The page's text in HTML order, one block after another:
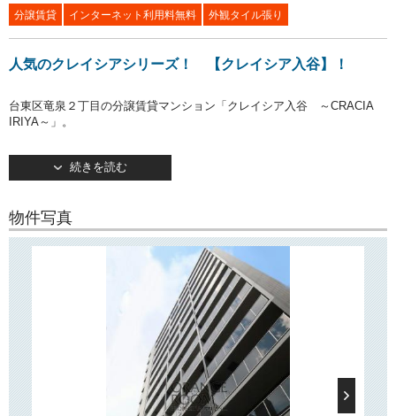
分譲賃貸 インターネット利用料無料 外観タイル張り
人気のクレイシアシリーズ！ 【クレイシア入谷】！
台東区竜泉２丁目の分譲賃貸マンション「クレイシア入谷 ～CRACIA
IRIYA～」。
2018年9月末竣工！
東京メトロ日比谷線「入谷」駅＆「三ノ輪」駅徒歩6分！
初めての一人暮らし・女性の一人暮らしでも安心してお住まいいただけ
るようなセキュリティの設備。
エントランスにはオートロックがあり、室内のTVモニターフォンと連動
して事前に訪問者を確認することができます。
でスムーズな入館が可能です！
バス・トイレ別はもちろんのこと、パウダールームを完備！
独立洗面台やシャワートイレ、浴室換気乾燥暖房機など水回りに重点を
置いた設備で、女性の方にもオススメです！
室内カラーヴァリエーションは「ナチュラル」「スタイリッシュモダ
続きを読む
物件写真